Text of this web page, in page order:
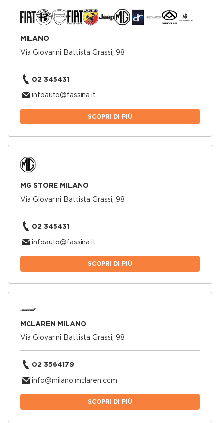
MILANO
Via Giovanni Battista Grassi, 98
02 345431
infoauto@fassina.it
SCOPRI DI PIÙ
MG STORE MILANO
Via Giovanni Battista Grassi, 98
02 345431
infoauto@fassina.it
SCOPRI DI PIÙ
MCLAREN MILANO
Via Giovanni Battista Grassi, 98
02 3564179
info@milano.mclaren.com
SCOPRI DI PIÙ